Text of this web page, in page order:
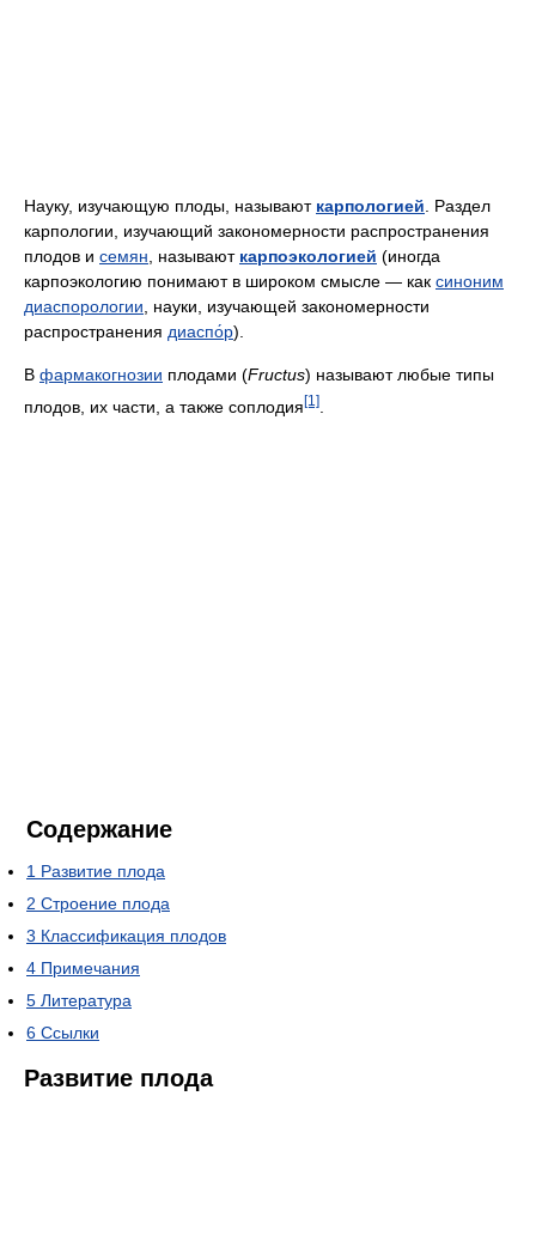
Науку, изучающую плоды, называют карпологией . Раздел
карпологии, изучающий закономерности распространения
плодов и семян , называют карпоэкологией (иногда
карпоэкологию понимают в широком смысле — как синоним
диаспорологии , науки, изучающей закономерности
распространения диаспо́р).
В фармакогнозии плодами (Fructus) называют любые типы
плодов, их части, а также соплодия[1]
Содержание
1 Развитие плода
2 Строение плода
3 Классификация плодов
4 Примечания
5 Литература
6 Ссылки
Развитие плода